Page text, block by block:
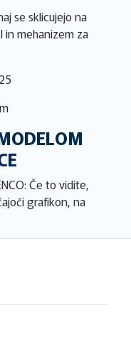
se sklicujejo na
in mehanizem za
Če to vidite,
grafikon, na